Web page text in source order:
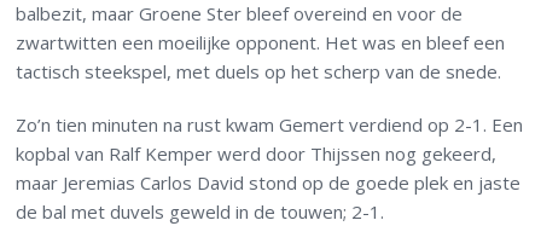
balbezit, maar Groene Ster bleef overeind en voor de
zwartwitten een moeilijke opponent. Het was en bleef een
tactisch steekspel, met duels op het scherp van de snede.
Zo’n tien minuten na rust kwam Gemert verdiend op 2-1. Een
kopbal van Ralf Kemper werd door Thijssen nog gekeerd,
maar Jeremias Carlos David stond op de goede plek en jaste
de bal met duvels geweld in de touwen; 2-1.